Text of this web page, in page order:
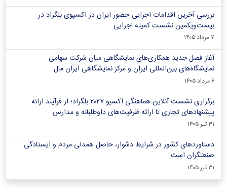
بررسی آخرین اقدامات اجرایی حضور ایران در اکسپوی بلگراد در
بیست‌ویکمین نشست کمیته اجرایی
۷ مرداد ۱۴۰۵
آغاز فصل جدید همکاری‌های نمایشگاهی میان شرکت سهامی
نمایشگاه‌های بین‌المللی ایران و مرکز نمایشگاهی ایران‌ مال
۶ مرداد ۱۴۰۵
برگزاری نشست آنلاین هماهنگی اکسپو ۲۰۲۷ بلگراد؛ از فرآیند ارائه
پیشنهادهای تجاری تا ارائه ظرفیت‌های داوطلبانه و مدارس
۳۱ تیر ۱۴۰۵
دستاوردهای کشور در شرایط دشوار، حاصل همدلی مردم و ایستادگی
صنعتگران است
۳۱ تیر ۱۴۰۵